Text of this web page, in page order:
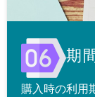
期
購入時の利用